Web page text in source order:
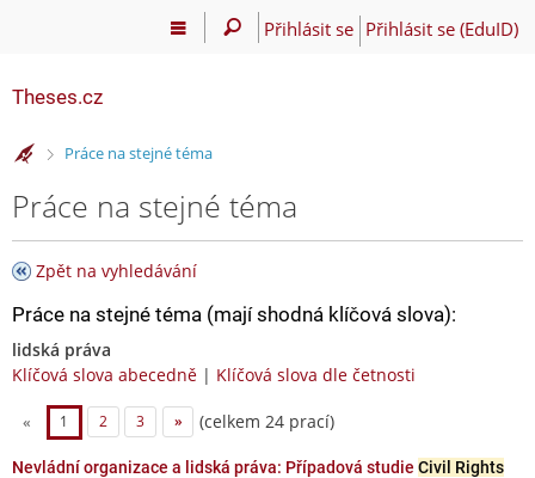
Přihlásit se Přihlásit se (EduID)
Theses.cz
>Práce na stejné téma
Práce na stejné téma
Zpět na vyhledávání
Práce na stejné téma (mají shodná klíčová slova):
lidská práva
Klíčová slova abecedně | Klíčová slova dle četnosti
« 1 2 3 » (celkem 24 prací)
Nevládní organizace a lidská práva: Případová studie Civil Rights